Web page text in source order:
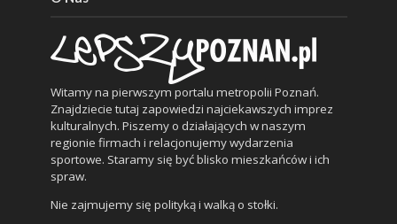
Witamy na pierwszym portalu metropolii Poznań.
Znajdziecie tutaj zapowiedzi najciekawszych imprez
kulturalnych. Piszemy o działających w naszym
regionie firmach i relacjonujemy wydarzenia
sportowe. Staramy się być blisko mieszkańców i ich
spraw.
Nie zajmujemy się polityką i walką o stołki.